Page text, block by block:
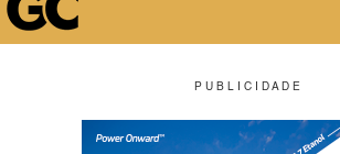
P U B L I C I D A D E